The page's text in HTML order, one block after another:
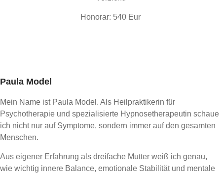
Honorar: 540 Eur
Paula Model
Mein Name ist Paula Model. Als Heilpraktikerin für
Psychotherapie und spezialisierte Hypnosetherapeutin schaue
ich nicht nur auf Symptome, sondern immer auf den gesamten
Menschen.
Aus eigener Erfahrung als dreifache Mutter weiß ich genau,
wie wichtig innere Balance, emotionale Stabilität und mentale